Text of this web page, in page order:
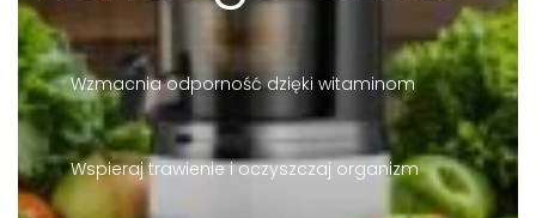
Wzmacnia odporność dzięki witaminom
Wspieraj trawienie i oczyszczaj organizm